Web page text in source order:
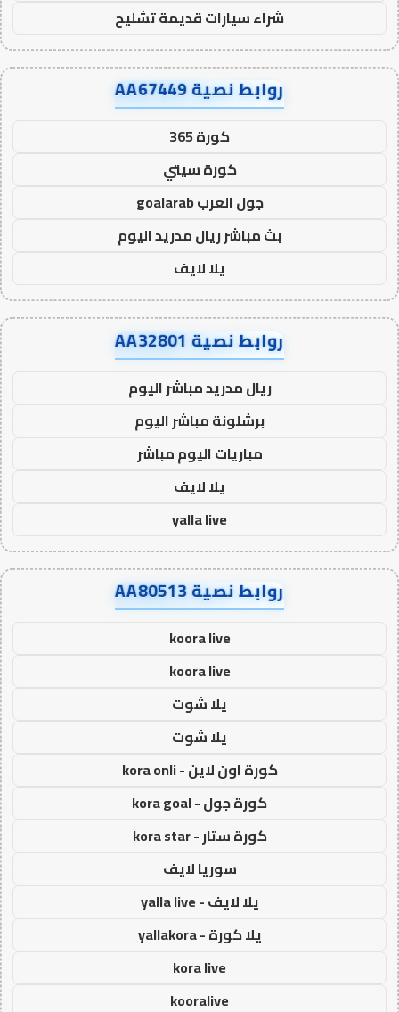
شراء سيارات قديمة تشليح
روابط نصية AA67449
كورة 365
كورة سيتي
جول العرب goalarab
بث مباشر ريال مدريد اليوم
يلا لايف
روابط نصية AA32801
ريال مدريد مباشر اليوم
برشلونة مباشر اليوم
مباريات اليوم مباشر
يلا لايف
yalla live
روابط نصية AA80513
koora live
koora live
يلا شوت
يلا شوت
كورة اون لاين - kora onli
كورة جول - kora goal
كورة ستار - kora star
سوريا لايف
يلا لايف - yalla live
يلا كورة - yallakora
kora live
kooralive